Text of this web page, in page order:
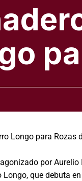
por
Longo, que debuta